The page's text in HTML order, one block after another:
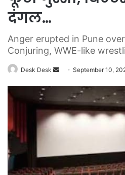
दंगल…
Anger erupted in Pune
Conjuring, WWE-like
Desk Desk
Send
email
September 10,